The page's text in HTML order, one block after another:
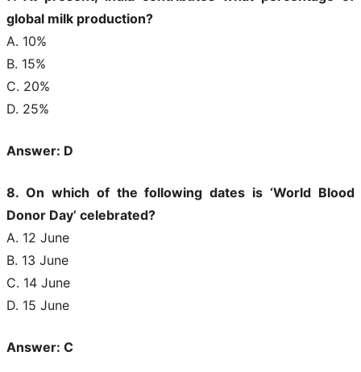
global milk production?
A. 10%
B. 15%
C. 20%
D. 25%
Answer: D
8. On which of the following dates is ‘World Blood
Donor Day’ celebrated?
A. 12 June
B. 13 June
C. 14 June
D. 15 June
Answer: C